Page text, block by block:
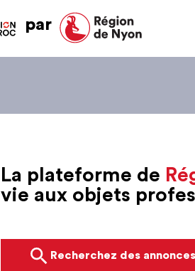
par
La plateforme de
vie aux objets
Recherchez des annonces